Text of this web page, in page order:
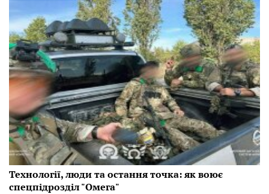
Технології, люди та остання точка: як воює
спецпідрозділ "Омега"